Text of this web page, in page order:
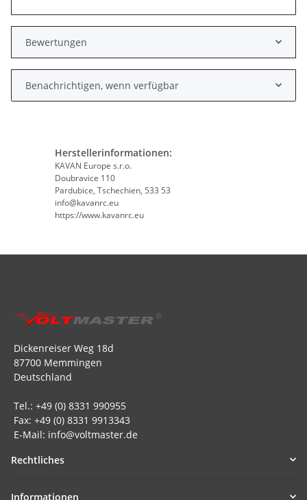
Bewertungen
Benachrichtigen, wenn verfügbar
Herstellerinformationen:
KAVAN Europe s.r.o.
Doubravice 110
Pardubice, Tschechien, 533 53
info@kavanrc.eu
https://www.kavanrc.eu
Dickenreiser Weg 18d
87700 Memmingen
Deutschland
Tel.: +49 (0) 8331 990955
Fax: +49 (0) 8331 9913343
E-Mail: info@voltmaster.de
Rechtliches
Informationen